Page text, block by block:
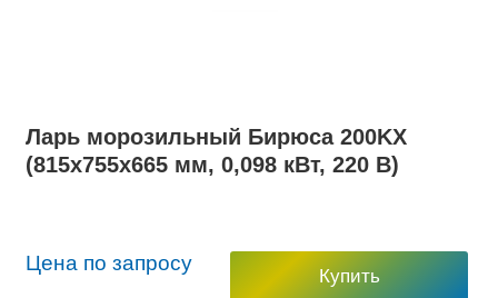
Ларь морозильный Бирюса 200KX
(815x755x665 мм, 0,098 кВт, 220 В)
Цена по запросу
Купить